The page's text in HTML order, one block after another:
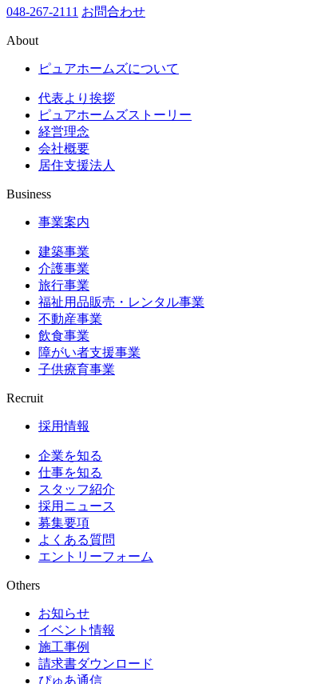
048-267-2111 お問合わせ
About
ピュアホームズについて
代表より挨拶
ピュアホームズストーリー
経営理念
会社概要
居住支援法人
Business
事業案内
建築事業
介護事業
旅行事業
福祉用品販売・レンタル事業
不動産事業
飲食事業
障がい者支援事業
子供療育事業
Recruit
採用情報
企業を知る
仕事を知る
スタッフ紹介
採用ニュース
募集要項
よくある質問
エントリーフォーム
Others
お知らせ
イベント情報
施工事例
請求書ダウンロード
ぴゅあ通信